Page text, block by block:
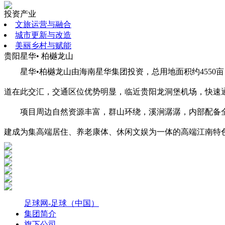
投资产业
文旅运营与融合
城市更新与改造
美丽乡村与赋能
贵阳星华• 柏樾龙山
星华•柏樾龙山由海南星华集团投资，总用地面积约
道在此交汇，交通区位优势明显，临近贵阳龙洞堡机场，快速
项目周边自然资源丰富，群山环绕，溪涧潺潺，内部配
建成为集高端居住、养老康体、休闲文娱为一体的高端江南特
足球网-足球（中国）
集团简介